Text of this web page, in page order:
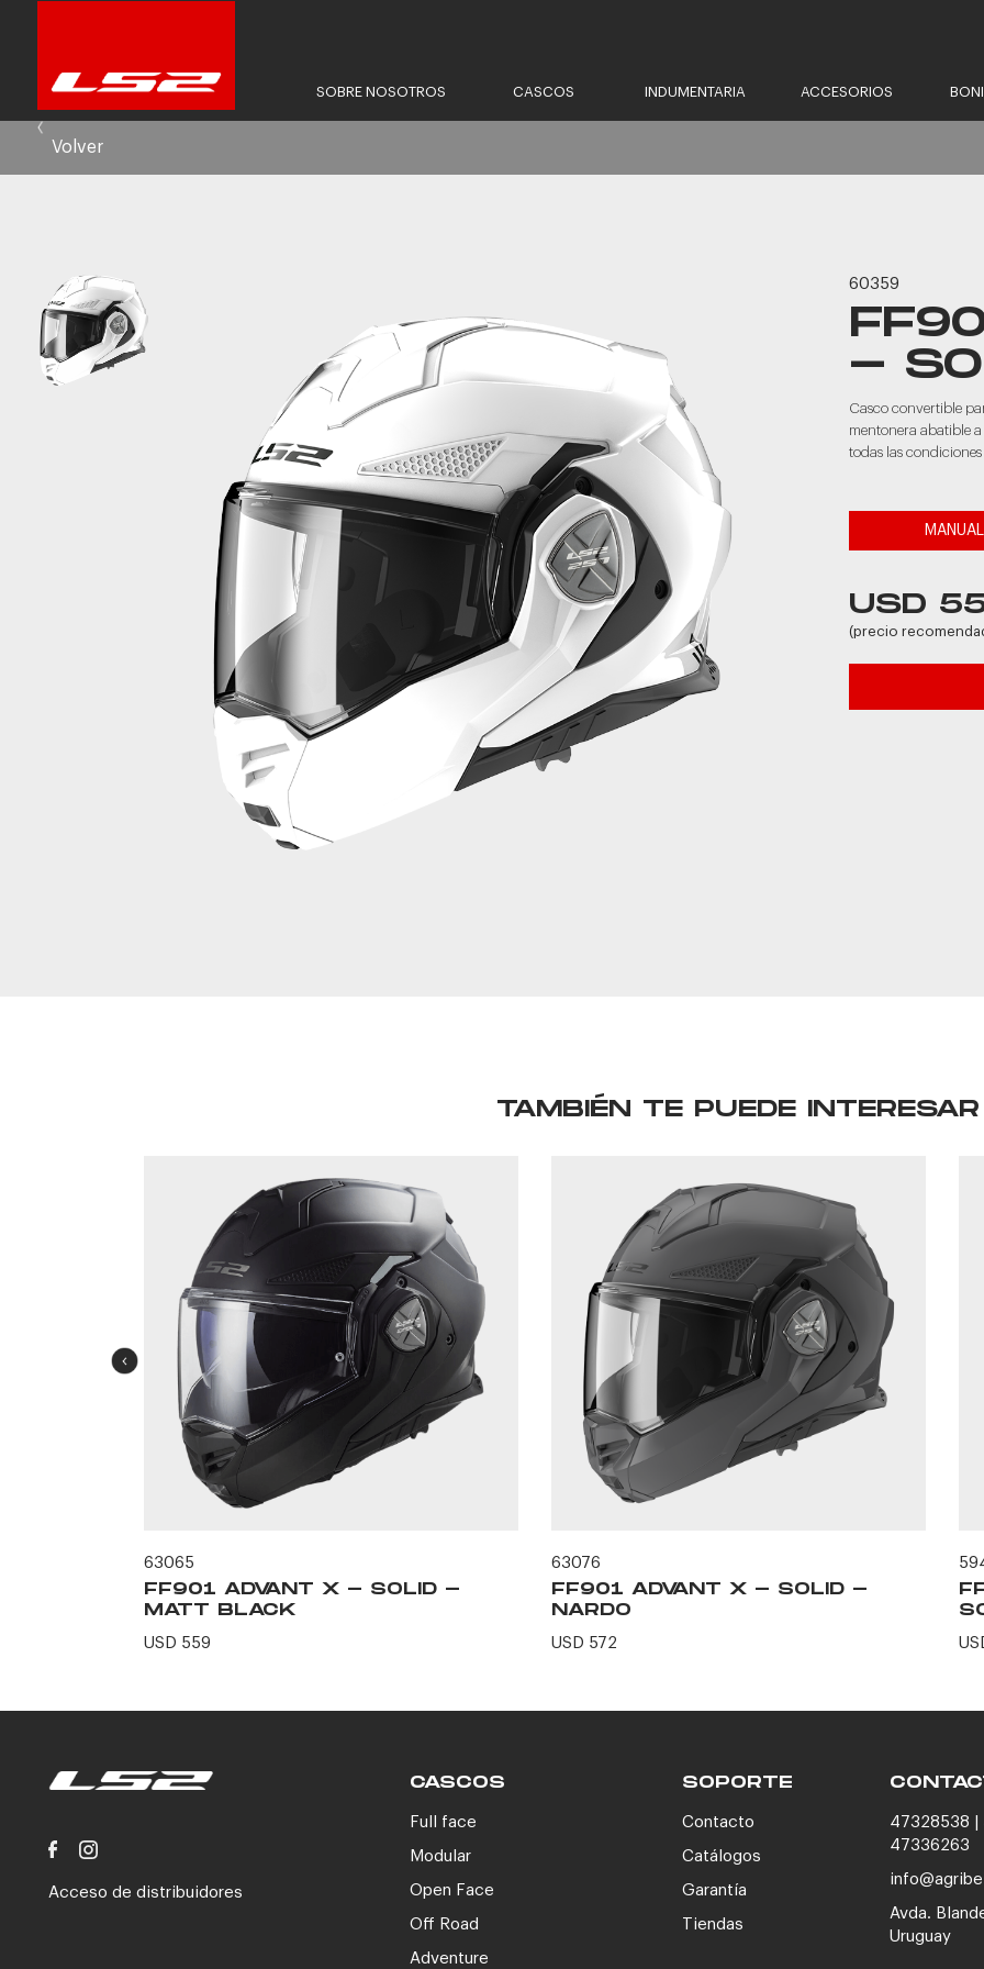
SOBRE NOSOTROS CASCOS INDUMENTARIA ACCESORIOS
Volver
60359
-
Casco convertible
mentonera abatible
todas las condiciones
MANUAL
USD
(precio
TAMBIÉN TE PUEDE INTERESAR
63065
FF901 ADVANT X - SOLID -
MATT BLACK
USD 559
63076
FF901 ADVANT X - SOLID -
NARDO
USD 572
Acceso de distribuidores
CASCOS
Full face
Modular
Open Face
Off Road
Adventure
SOPORTE
Contacto
Catálogos
Garantía
Tiendas
47328538 |
47336263
Avda.
Uruguay